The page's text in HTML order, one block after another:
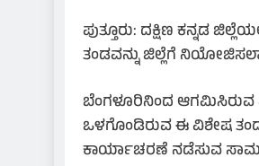
ಪುತ್ತೂರು: ದಕ್ಷಿಣ ಕನ್ನಡ
ತಂಡವನ್ನು ಜಿಲ್ಲೆಗೆ
ಬೆಂಗಳೂರಿನಿಂದ ಆಗಮಿಸಿರುವ
ಒಳಗೊಂಡಿರುವ ಈ ವಿಶೇಷ
ಕಾರ್ಯಾಚರಣೆ ನಡೆಸುವ